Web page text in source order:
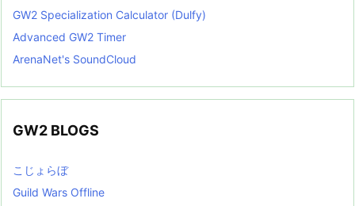
GW2 Specialization Calculator (Dulfy)
Advanced GW2 Timer
ArenaNet's SoundCloud
GW2 BLOGS
こじょらぼ
Guild Wars Offline